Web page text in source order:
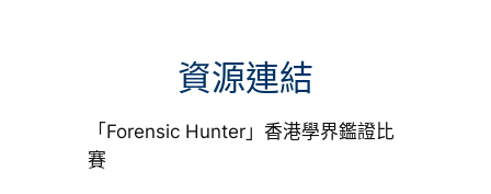
資源連結
「Forensic Hunter」香港學界鑑證比
賽